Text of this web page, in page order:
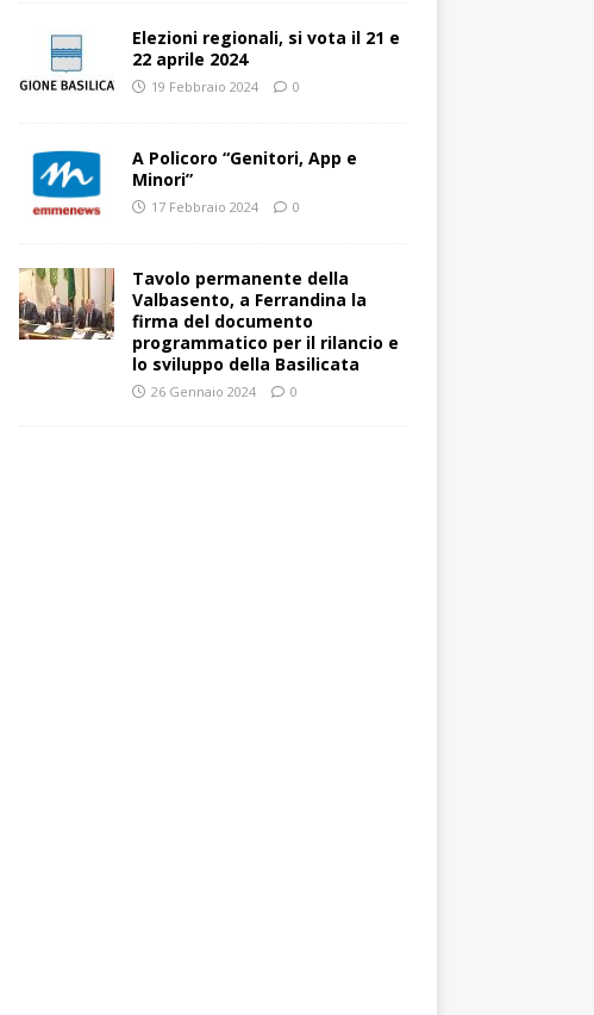
Elezioni regionali, si vota il 21 e
22 aprile 2024
19 Febbraio 2024 0
A Policoro “Genitori, App e
Minori”
17 Febbraio 2024 0
Tavolo permanente della
Valbasento, a Ferrandina la
firma del documento
programmatico per il rilancio e
lo sviluppo della Basilicata
26 Gennaio 2024 0